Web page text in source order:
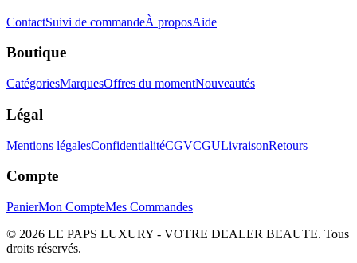
ContactSuivi de commandeÀ proposAide
Boutique
CatégoriesMarquesOffres du momentNouveautés
Légal
Mentions légalesConfidentialitéCGVCGULivraisonRetours
Compte
PanierMon CompteMes Commandes
© 2026 LE PAPS LUXURY - VOTRE DEALER BEAUTE. Tous
droits réservés.